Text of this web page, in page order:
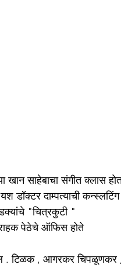
साहेबाचा संगीत क्लास होता
डॉक्टर दाम्पत्याची
"चित्रकुटी "
पेठेचे ऑफिस होते
. टिळक , आगरकर चिपळूणकर ,